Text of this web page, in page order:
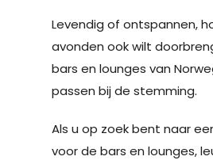
Levendig of ontspannen,
avonden ook wilt
bars en lounges van
passen bij de stemming.
Als u op zoek bent naar
voor de bars en lounges,